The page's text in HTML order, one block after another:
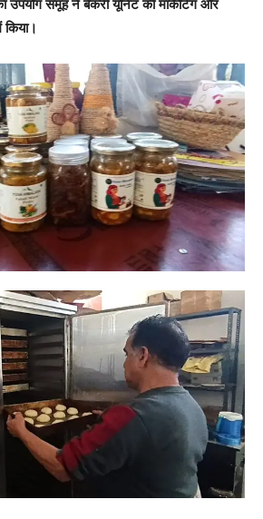
उपयोग समूह ने बेकरी यूनिट की मार्केटिंग और